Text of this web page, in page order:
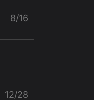
8/16
12/28